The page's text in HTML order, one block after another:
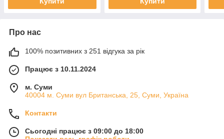
Про нас
100% позитивних з 251 відгука за рік
Працює з 10.11.2024
м. Суми
40004 м. Суми вул Британська, 25, Суми, Україна
Контакти
Сьогодні працює з 09:00 до 18:00